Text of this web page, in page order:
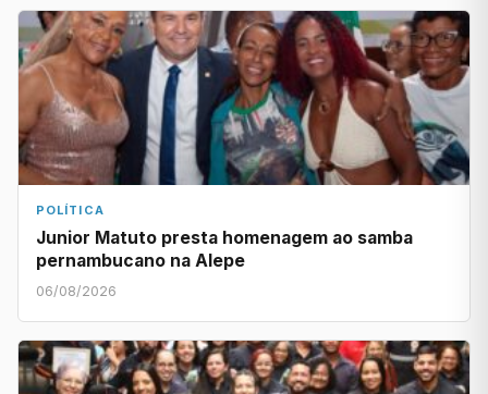
POLÍTICA
Junior Matuto presta homenagem ao samba
pernambucano na Alepe
06/08/2026